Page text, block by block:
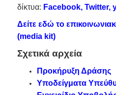
δίκτυα: Facebook, Twitter,
Δείτε εδώ το
(media kit)
Σχετικά αρχεία
Προκήρυξη Δράσης
Υποδείγματα